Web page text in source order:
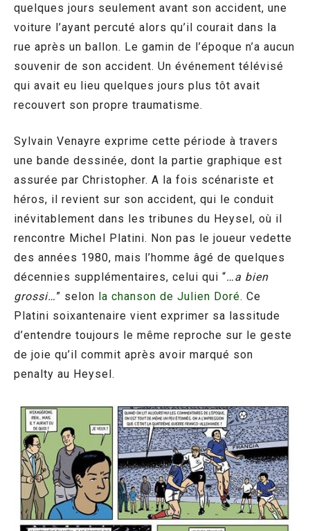
quelques jours seulement avant son accident, une
voiture l’ayant percuté alors qu’il courait dans la
rue après un ballon. Le gamin de l’époque n’a aucun
souvenir de son accident. Un événement télévisé
qui avait eu lieu quelques jours plus tôt avait
recouvert son propre traumatisme.
Sylvain Venayre exprime cette période à travers
une bande dessinée, dont la partie graphique est
assurée par Christopher. A la fois scénariste et
héros, il revient sur son accident, qui le conduit
inévitablement dans les tribunes du Heysel, où il
rencontre Michel Platini. Non pas le joueur vedette
des années 1980, mais l’homme âgé de quelques
décennies supplémentaires, celui qui “…a bien
grossi…” selon la chanson de Julien Doré. Ce
Platini soixantenaire vient exprimer sa lassitude
d’entendre toujours le même reproche sur le geste
de joie qu’il commit après avoir marqué son
penalty au Heysel.